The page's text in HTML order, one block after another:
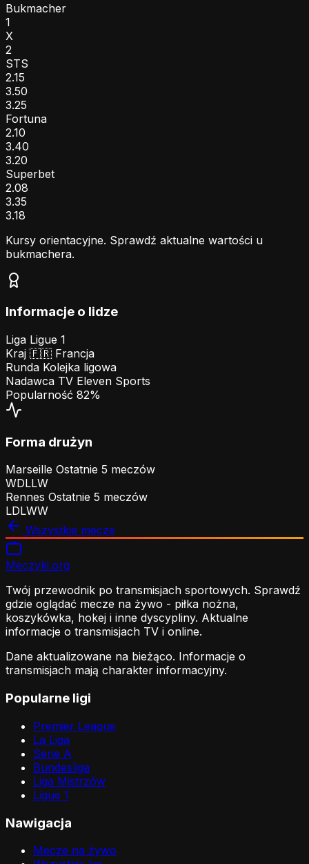
Bukmacher
1
X
2
STS
2.15
3.50
3.25
Fortuna
2.10
3.40
3.20
Superbet
2.08
3.35
3.18
Kursy orientacyjne. Sprawdź aktualne wartości u
bukmachera.
Informacje o lidze
Liga Ligue 1
Kraj 🇫🇷 Francja
Runda Kolejka ligowa
Nadawca TV Eleven Sports
Popularność 82%
Forma drużyn
Marseille Ostatnie 5 meczów
WDLLW
Rennes Ostatnie 5 meczów
LDLWW
Wszystkie mecze
Meczyki.org
Twój przewodnik po transmisjach sportowych. Sprawdź
gdzie oglądać mecze na żywo - piłka nożna,
koszykówka, hokej i inne dyscypliny. Aktualne
informacje o transmisjach TV i online.
Dane aktualizowane na bieżąco. Informacje o
transmisjach mają charakter informacyjny.
Popularne ligi
Premier League
La Liga
Serie A
Bundesliga
Liga Mistrzów
Ligue 1
Nawigacja
Mecze na żywo